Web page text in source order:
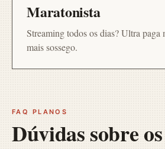
Maratonista
Streaming todos os dias? Ultra paga
mais sossego.
FAQ PLANOS
Dúvidas sobre